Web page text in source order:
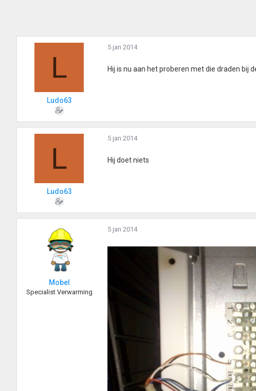
L
Ludo63
5 jan 2014
Hij is nu aan het proberen met die draden bij
L
Ludo63
5 jan 2014
Hij doet niets
Mobel
Specialist Verwarming
5 jan 2014